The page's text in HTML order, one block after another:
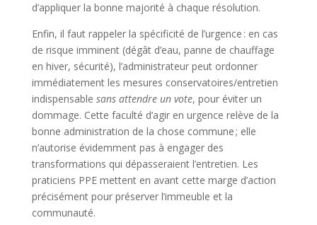
d’appliquer la bonne majorité à chaque résolution.
Enfin, il faut rappeler la spécificité de l’urgence : en cas
de risque imminent (dégât d’eau, panne de chauffage
en hiver, sécurité), l’administrateur peut ordonner
immédiatement les mesures conservatoires/entretien
indispensable sans attendre un vote, pour éviter un
dommage. Cette faculté d’agir en urgence relève de la
bonne administration de la chose commune ; elle
n’autorise évidemment pas à engager des
transformations qui dépasseraient l’entretien. Les
praticiens PPE mettent en avant cette marge d’action
précisément pour préserver l’immeuble et la
communauté.